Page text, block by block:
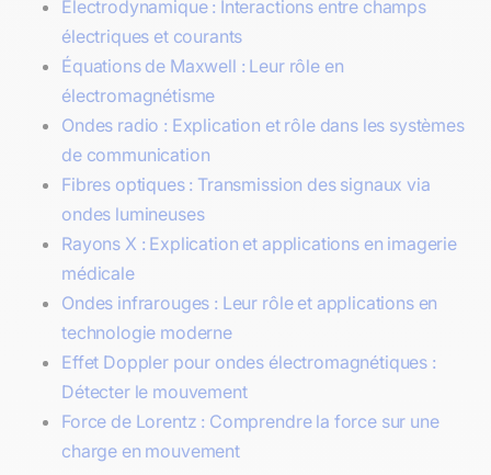
Électrodynamique : Interactions entre champs
électriques et courants
Équations de Maxwell : Leur rôle en
électromagnétisme
Ondes radio : Explication et rôle dans les systèmes
de communication
Fibres optiques : Transmission des signaux via
ondes lumineuses
Rayons X : Explication et applications en imagerie
médicale
Ondes infrarouges : Leur rôle et applications en
technologie moderne
Effet Doppler pour ondes électromagnétiques :
Détecter le mouvement
Force de Lorentz : Comprendre la force sur une
charge en mouvement